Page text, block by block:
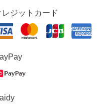
レジットカード